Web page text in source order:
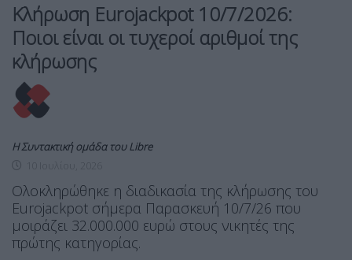
Κλήρωση Eurojackpot 10/7/2026:
Ποιοι είναι οι τυχεροί αριθμοί της
κλήρωσης
Η Συντακτική ομάδα του Libre
Ολοκληρώθηκε η διαδικασία της κλήρωσης του
Eurojackpot σήμερα Παρασκευή 10/7/26 που
μοιράζει 32.000.000 ευρώ στους νικητές της
πρώτης κατηγορίας.